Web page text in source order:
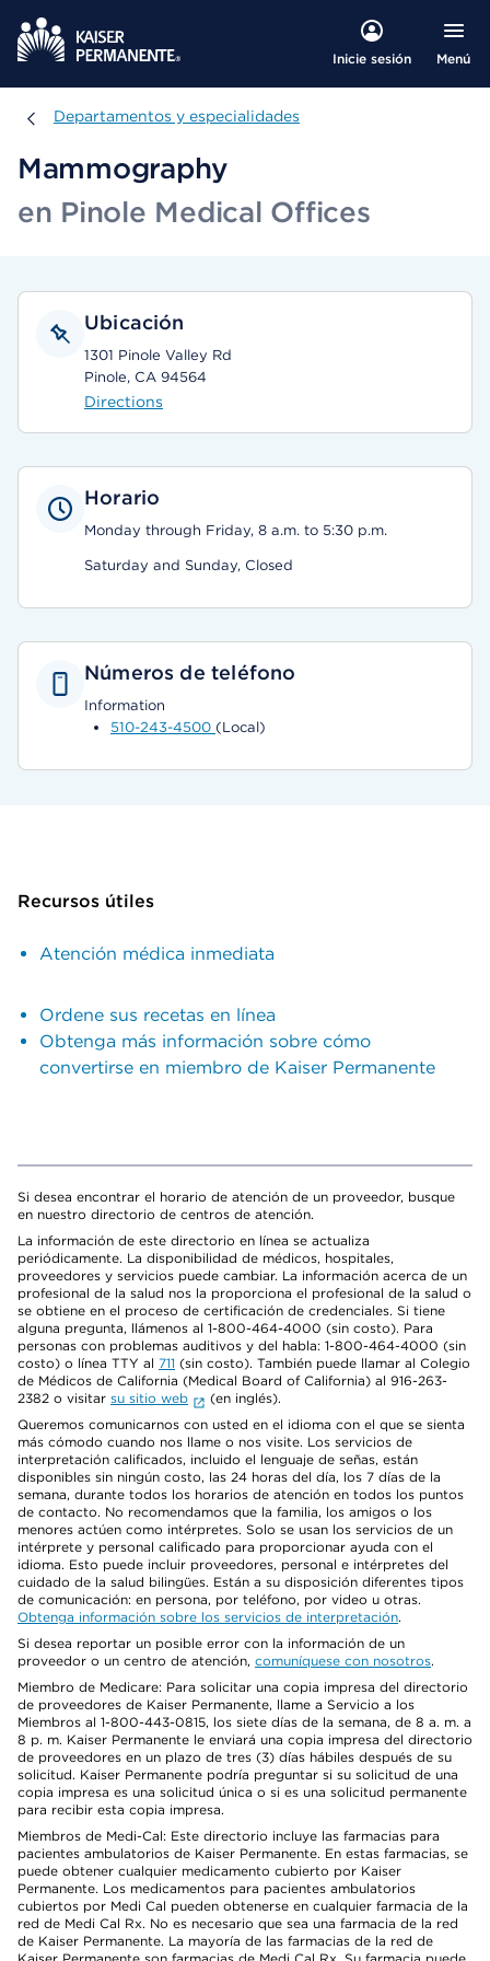
Inicie sesión Menú
Departamentos y especialidades
Departamentos y especialidades
Mammography
en Pinole Medical Offices
Ubicación
1301 Pinole Valley Rd
Pinole, CA 94564
Directions
Horario
Monday through Friday, 8 a.m. to 5:30 p.m.
Saturday and Sunday, Closed
Números de teléfono
Information
510-243-4500 (Local)
Recursos útiles
Atención médica inmediata
Ordene sus recetas en línea
Obtenga más información sobre cómo
convertirse en miembro de Kaiser Permanente
Si desea encontrar el horario de atención de un proveedor, busque
en nuestro directorio de centros de atención.
La información de este directorio en línea se actualiza
periódicamente. La disponibilidad de médicos, hospitales,
proveedores y servicios puede cambiar. La información acerca de un
profesional de la salud nos la proporciona el profesional de la salud o
se obtiene en el proceso de certificación de credenciales. Si tiene
alguna pregunta, llámenos al 1-800-464-4000 (sin costo). Para
personas con problemas auditivos y del habla: 1-800-464-4000 (sin
costo) o línea TTY al 711 (sin costo). También puede llamar al Colegio
de Médicos de California (Medical Board of California) al 916-263-
2382 o visitar su sitio web
(en inglés).
Queremos comunicarnos con usted en el idioma con el que se sienta
más cómodo cuando nos llame o nos visite. Los servicios de
interpretación calificados, incluido el lenguaje de señas, están
disponibles sin ningún costo, las 24 horas del día, los 7 días de la
semana, durante todos los horarios de atención en todos los puntos
de contacto. No recomendamos que la familia, los amigos o los
menores actúen como intérpretes. Solo se usan los servicios de un
intérprete y personal calificado para proporcionar ayuda con el
idioma. Esto puede incluir proveedores, personal e intérpretes del
cuidado de la salud bilingües. Están a su disposición diferentes tipos
de comunicación: en persona, por teléfono, por video u otras.
Obtenga información sobre los servicios de interpretación.
Si desea reportar un posible error con la información de un
proveedor o un centro de atención, comuníquese con nosotros.
Miembro de Medicare: Para solicitar una copia impresa del directorio
de proveedores de Kaiser Permanente, llame a Servicio a los
Miembros al 1-800-443-0815, los siete días de la semana, de 8 a. m. a
8 p. m. Kaiser Permanente le enviará una copia impresa del directorio
de proveedores en un plazo de tres (3) días hábiles después de su
solicitud. Kaiser Permanente podría preguntar si su solicitud de una
copia impresa es una solicitud única o si es una solicitud permanente
para recibir esta copia impresa.
Miembros de Medi-Cal: Este directorio incluye las farmacias para
pacientes ambulatorios de Kaiser Permanente. En estas farmacias, se
puede obtener cualquier medicamento cubierto por Kaiser
Permanente. Los medicamentos para pacientes ambulatorios
cubiertos por Medi Cal pueden obtenerse en cualquier farmacia de la
red de Medi Cal Rx. No es necesario que sea una farmacia de la red
de Kaiser Permanente. La mayoría de las farmacias de la red de